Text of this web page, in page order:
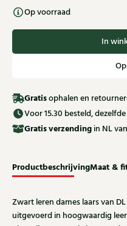
Op voorraad
In
Gratisophalen en
Voor 15.30 besteld,
Gratisverzending in NL
ProductbeschrijvingMaat &
Zwart leren dames laars van
uitgevoerd in hoogwaardig